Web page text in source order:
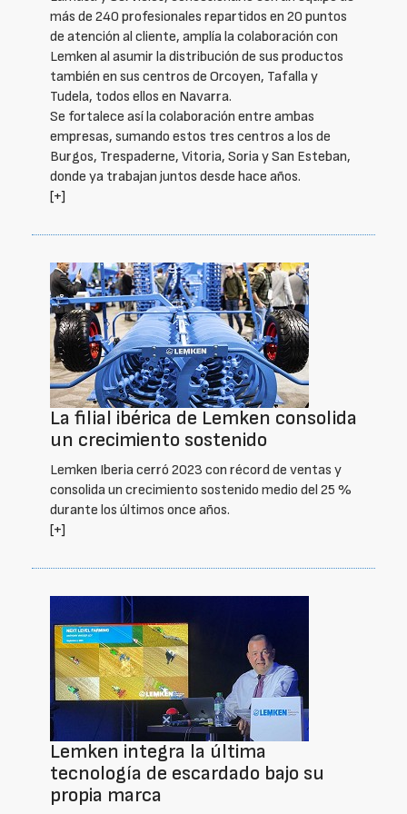
más de 240 profesionales repartidos en 20 puntos
de atención al cliente, amplía la colaboración con
Lemken al asumir la distribución de sus productos
también en sus centros de Orcoyen, Tafalla y
Tudela, todos ellos en Navarra.
Se fortalece así la colaboración entre ambas
empresas, sumando estos tres centros a los de
Burgos, Trespaderne, Vitoria, Soria y San Esteban,
donde ya trabajan juntos desde hace años.
[+]
La filial ibérica de Lemken consolida
un crecimiento sostenido
Lemken Iberia cerró 2023 con récord de ventas y
consolida un crecimiento sostenido medio del 25 %
durante los últimos once años.
[+]
Lemken integra la última
tecnología de escardado bajo su
propia marca